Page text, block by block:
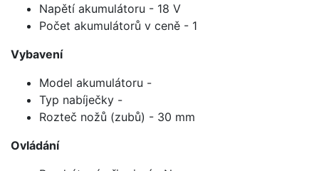
Napětí akumulátoru - 18 V
Počet akumulátorů v ceně - 1
Vybavení
Model akumulátoru -
Typ nabíječky -
Rozteč nožů (zubů) - 30 mm
Ovládání